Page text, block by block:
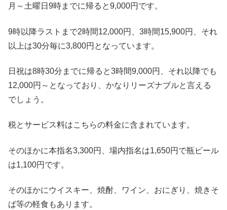
月～土曜日9時までに帰ると9,000円です。
9時以降ラストまで2時間12,000円、3時間15,900円、それ
以上は30分毎に3,800円となっています。
日祝は8時30分までに帰ると3時間9,000円、それ以降でも
12,000円～となっており、かなりリーズナブルと言える
でしょう。
税とサービス料はこちらの料金に含まれています。
そのほかに本指名3,300円、場内指名は1,650円で瓶ビール
は1,100円です。
そのほかにウイスキー、焼酎、ワイン、おにぎり、焼きそ
ば等の軽食もあります。